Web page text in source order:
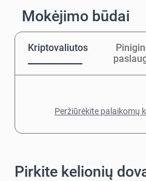
Mokėjimo būdai
Kriptovaliutos
Peržiūrėkite palaikomų
Pirkite kelionių